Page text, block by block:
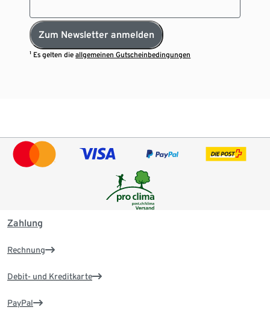
Zum Newsletter anmelden
¹ Es gelten dieallgemeinen Gutscheinbedingungen
Zahlung
Rechnung
Debit- und Kreditkarte
PayPal